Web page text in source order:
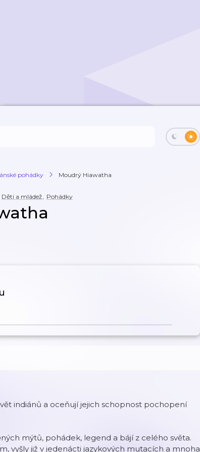
pohádky Moudrý Hiawatha
Děti a mládež, Pohádky
indiánů a oceňují jejich schopnost pochopení
mýtů, pohádek, legend a bájí z celého světa.
vyšly již v jedenácti jazykových mutacích a mnoha